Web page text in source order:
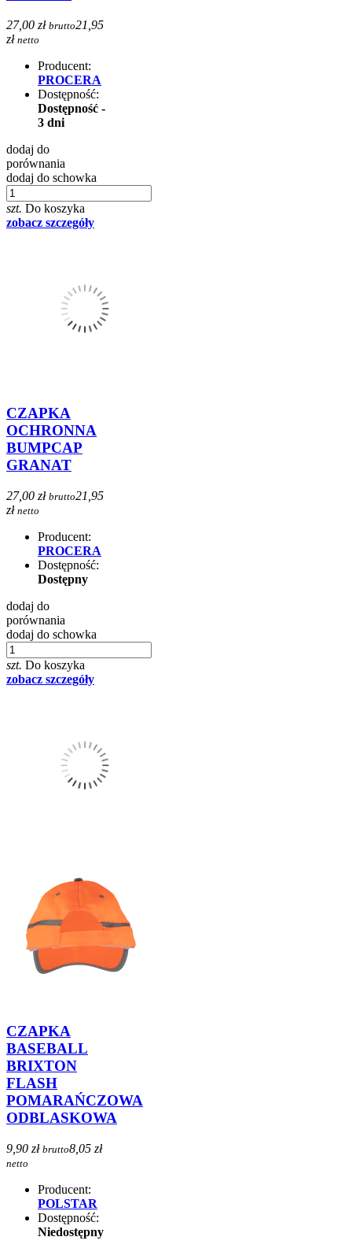
27,00 zł brutto21,95
zł netto
Producent:
PROCERA
Dostępność:
Dostępność -
3 dni
dodaj do
porównania
dodaj do schowka
szt. Do koszyka
zobacz szczegóły
CZAPKA
OCHRONNA
BUMPCAP
GRANAT
27,00 zł brutto21,95
zł netto
Producent:
PROCERA
Dostępność:
Dostępny
dodaj do
porównania
dodaj do schowka
szt. Do koszyka
zobacz szczegóły
CZAPKA
BASEBALL
BRIXTON
FLASH
POMARAŃCZOWA
ODBLASKOWA
9,90 zł brutto8,05 zł
netto
Producent:
POLSTAR
Dostępność:
Niedostępny